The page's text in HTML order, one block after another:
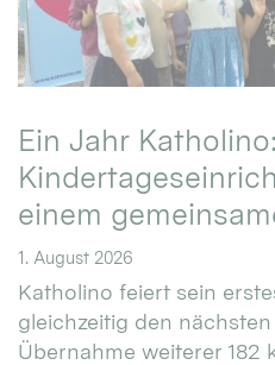
Ein Jahr
einem
1. August 2026
Katholino feiert sein
gleichzeitig den
Übernahme weiterer 182